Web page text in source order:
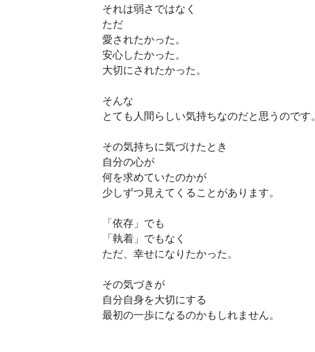
それは弱さではなく
ただ
愛されたかった。
安心したかった。
大切にされたかった。
そんな
とても人間らしい気持ちなのだと思うのです。
その気持ちに気づけたとき
自分の心が
何を求めていたのかが
少しずつ見えてくることがあります。
「依存」でも
「執着」でもなく
ただ、幸せになりたかった。
その気づきが
自分自身を大切にする
最初の一歩になるのかもしれません。